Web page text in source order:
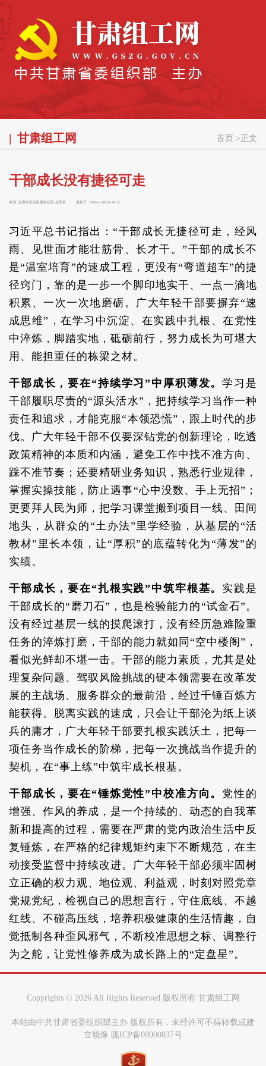
甘肃组工网 首页 > 正文
干部成长没有捷径可走
来源: 定西市安定区委组织部 赵思肖 更新于: 2026-01-09 09:46:32
习近平总书记指出：“干部成长无捷径可走，经风
雨、见世面才能壮筋骨、长才干。”干部的成长不
是“温室培育”的速成工程，更没有“弯道超车”的捷
径窍门，靠的是一步一个脚印地实干、一点一滴地
积累、一次一次地磨砺。广大年轻干部要摒弃“速
成思维”，在学习中沉淀、在实践中扎根、在党性
中淬炼，脚踏实地，砥砺前行，努力成长为可堪大
用、能担重任的栋梁之材。
干部成长，要在“持续学习”中厚积薄发。学习是
干部履职尽责的“源头活水”，把持续学习当作一种
责任和追求，才能克服“本领恐慌”，跟上时代的步
伐。广大年轻干部不仅要深钻党的创新理论，吃透
政策精神的本质和内涵，避免工作中找不准方向、
踩不准节奏；还要精研业务知识，熟悉行业规律，
掌握实操技能，防止遇事“心中没数、手上无招”；
更要拜人民为师，把学习课堂搬到项目一线、田间
地头，从群众的“土办法”里学经验，从基层的“活
教材”里长本领，让“厚积”的底蕴转化为“薄发”的
实绩。
干部成长，要在“扎根实践”中筑牢根基。 实践是
干部成长的“磨刀石”，也是检验能力的“试金石”。
没有经过基层一线的摸爬滚打，没有经历急难险重
任务的淬炼打磨，干部的能力就如同“空中楼阁”，
看似光鲜却不堪一击。干部的能力素质，尤其是处
理复杂问题、驾驭风险挑战的硬本领需要在改革发
展的主战场、服务群众的最前沿，经过千锤百炼方
能获得。脱离实践的速成，只会让干部沦为纸上谈
兵的庸才，广大年轻干部要扎根实践沃土，把每一
项任务当作成长的阶梯，把每一次挑战当作提升的
契机，在“事上练”中筑牢成长根基。
干部成长，要在“锤炼党性”中校准方向。 党性的
增强、作风的养成，是一个持续的、动态的自我革
新和提高的过程，需要在严肃的党内政治生活中反
复锤炼，在严格的纪律规矩约束下不断规范，在主
动接受监督中持续改进。广大年轻干部必须牢固树
立正确的权力观、地位观、利益观，时刻对照党章
党规党纪，检视自己的思想言行，守住底线、不越
红线、不碰高压线，培养积极健康的生活情趣，自
觉抵制各种歪风邪气，不断校准思想之标、调整行
为之舵，让党性修养成为成长路上的“定盘星”。
Copyrights © 2026 All Rights Reserved 版权所有 甘肃组工网
本站由中共甘肃省委组织部主办 版权所有，未经许可不得转载或建
立镜像 陇ICP备08000837号